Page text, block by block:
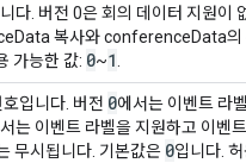
다. 버전 0은 회의 데이터 지원이
복사와 conferenceData
가능한 값: 0~1
입니다. 버전 0에서는 이벤트 라
는 이벤트 라벨을 지원하고 이벤
무시됩니다. 기본값은 0입니다.